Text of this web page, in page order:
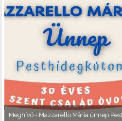
Meghívó - Mazzarello Mária ünnep